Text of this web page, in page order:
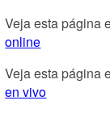
Veja esta página
online
Veja esta página
en vivo